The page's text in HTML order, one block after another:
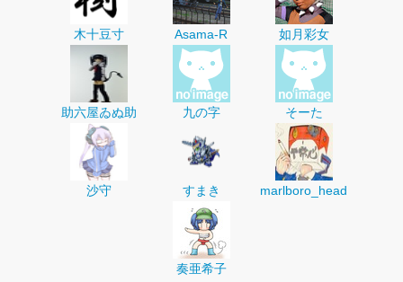
木十豆寸 Asama-R 如月彩女
助六屋ゐぬ助 九の字 そーた
沙守 すまき marlboro_head
奏亜希子